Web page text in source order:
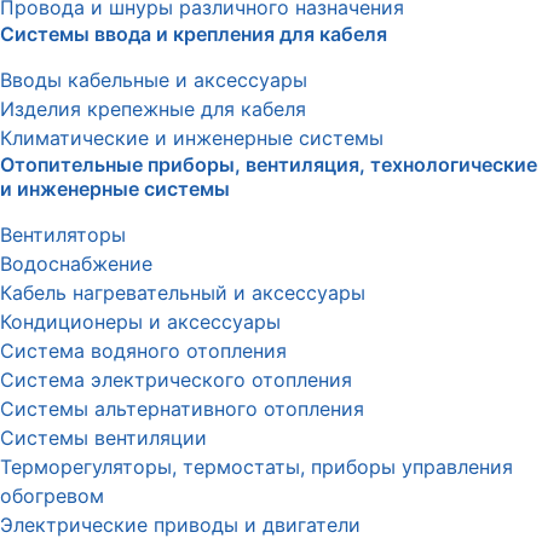
Провода и шнуры различного назначения
Системы ввода и крепления для кабеля
Вводы кабельные и аксессуары
Изделия крепежные для кабеля
Климатические и инженерные системы
Отопительные приборы, вентиляция, технологические
и инженерные системы
Вентиляторы
Водоснабжение
Кабель нагревательный и аксессуары
Кондиционеры и аксессуары
Система водяного отопления
Система электрического отопления
Системы альтернативного отопления
Системы вентиляции
Терморегуляторы, термостаты, приборы управления
обогревом
Электрические приводы и двигатели